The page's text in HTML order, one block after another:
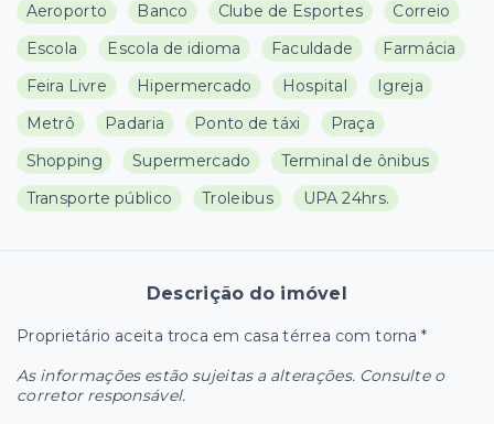
Aeroporto Banco Clube de Esportes
Correio
Escola
Escola de idioma Faculdade
Farmácia
Feira Livre
Hipermercado Hospital
Igreja
Metrô
Padaria Ponto de táxi
Praça
Shopping
Supermercado
Terminal de ônibus
Transporte público
Troleibus UPA 24hrs.
Descrição do imóvel
Proprietário aceita troca em casa térrea com torna *
As informações estão sujeitas a alterações. Consulte o
corretor responsável.